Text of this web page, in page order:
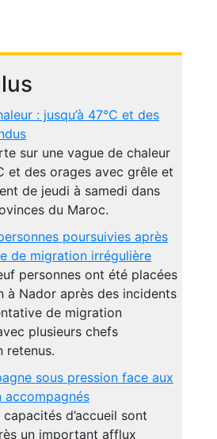
: jusqu’à 47°C et des
sur une vague de chaleur
et des orages avec grêle et
de jeudi à samedi dans
du Maroc.
poursuivies après
de migration irrégulière
personnes ont été placées
à Nador après des incidents
de migration
plusieurs chefs
retenus.
sous pression face aux
accompagnés
d’accueil sont
un important afflux